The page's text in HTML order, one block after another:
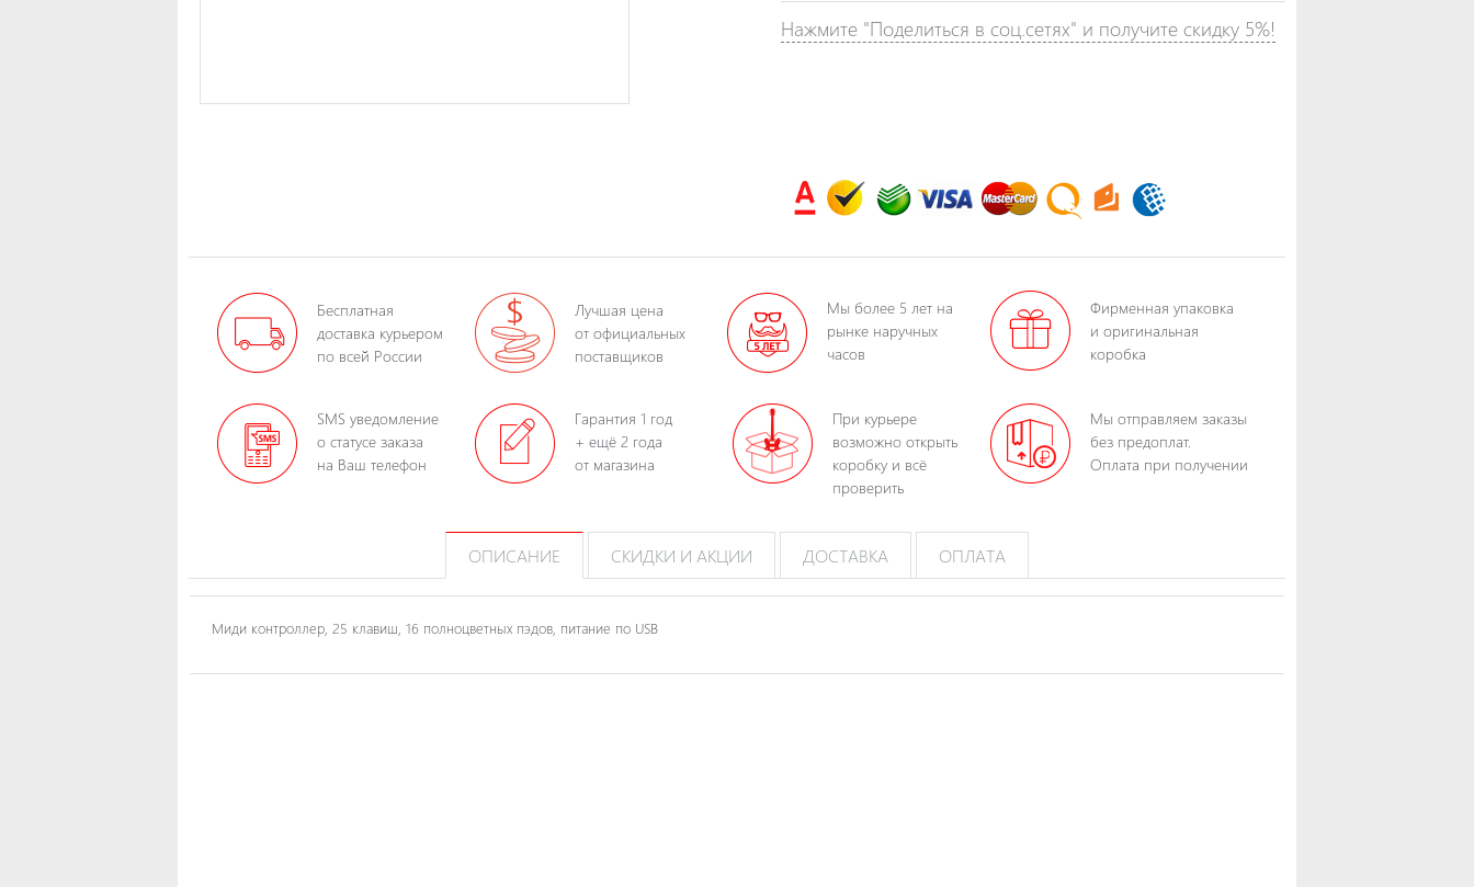
Нажмите "Поделиться в соц.сетях" и получите скидку 5%!
Бесплатная
доставка курьером
по всей России
Лучшая цена
от официальных
поставщиков
Мы более 5 лет на
рынке наручных
часов
Фирменная упаковка
и оригинальная
коробка
SMS уведомление
о статусе заказа
на Ваш телефон
Гарантия 1 год
+ ещё 2 года
от магазина
При курьере
возможно открыть
коробку и всё
проверить
Мы отправляем заказы
без предоплат.
Оплата при получении
ОПИСАНИЕ СКИДКИ И АКЦИИ ДОСТАВКА ОПЛАТА
Миди контроллер, 25 клавиш, 16 полноцветных пэдов, питание по USB